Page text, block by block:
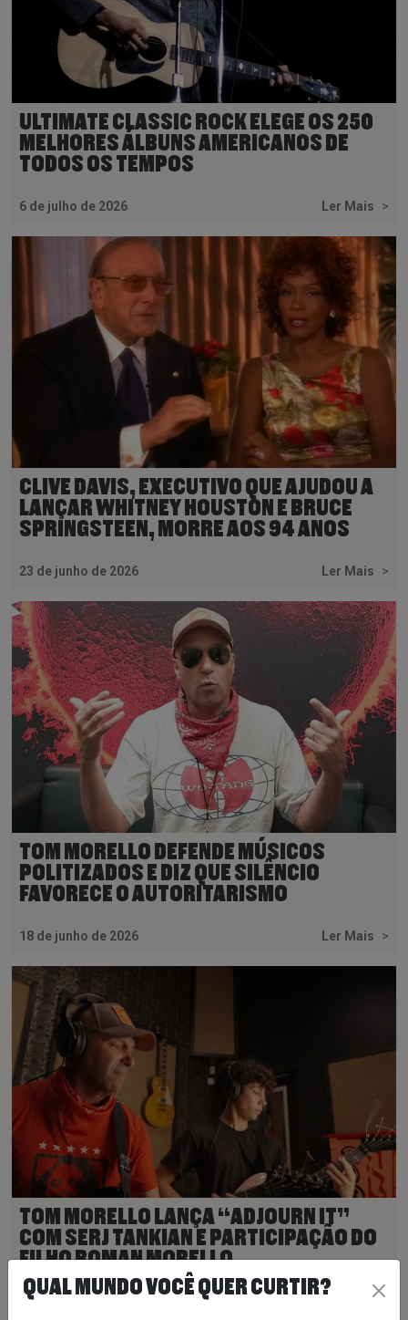
ULTIMATE CLASSIC ROCK ELEGE OS 250
MELHORES ÁLBUNS AMERICANOS DE
TODOS OS TEMPOS
6 de julho de 2026 Ler Mais >
CLIVE DAVIS, EXECUTIVO QUE AJUDOU A
LANÇAR WHITNEY HOUSTON E BRUCE
SPRINGSTEEN, MORRE AOS 94 ANOS
23 de junho de 2026 Ler Mais >
TOM MORELLO DEFENDE MÚSICOS
POLITIZADOS E DIZ QUE SILÊNCIO
FAVORECE O AUTORITARISMO
18 de junho de 2026 Ler Mais >
TOM MORELLO LANÇA “ADJOURN IT”
COM SERJ TANKIAN E PARTICIPAÇÃO DO
FILHO ROMAN MORELLO
29 de maio de 2026 Ler Mais >
QUAL MUNDO VOCÊ QUER CURTIR?